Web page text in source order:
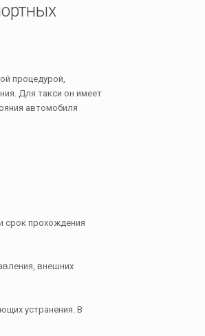
процедурой,
Для такси он имеет
автомобиля
срок прохождения
внешних
устранения. В